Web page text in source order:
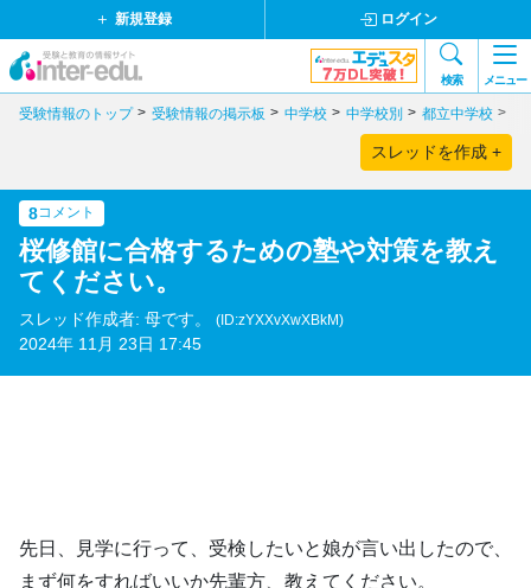
新規登録 ログイン
検索 メニュー
受験情報のトップ 受験情報の掲示板 中学校 中学校別 都立中学校
スレッドを作成 +
8コメント
桜修館に合格するための塾や対策を教え
てください。
スレッド作成者: 母です。 (ID:zYXXvXwXBkM)
2024年 11月 23日 17:45
先日、見学に行って、受検したいと娘が言い出したので、
まず何をすればいいか先輩方、教えてください。